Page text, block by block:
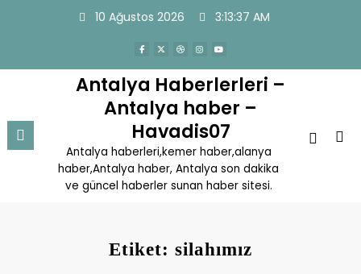
10 Ağustos 2026 3:13:37 AM
Antalya Haberlerleri –
Antalya haber –
Havadis07
Antalya haberleri,kemer haber,alanya
haber,Antalya haber, Antalya son dakika
ve güncel haberler sunan haber sitesi.
Etiket: silahımız